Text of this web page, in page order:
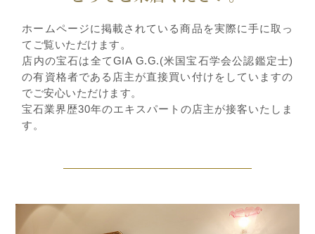
ホームページに掲載されている商品を実際に手に取っ
てご覧いただけます。
店内の宝石は全てGIA G.G.(米国宝石学会公認鑑定士)
の有資格者である店主が直接買い付けをしていますの
でご安心いただけます。
宝石業界歴30年のエキスパートの店主が接客いたしま
す。